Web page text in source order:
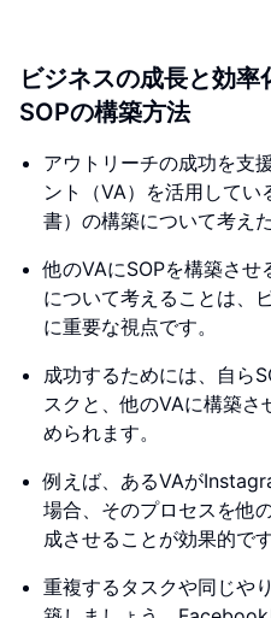
ビジネスの成長と効
SOPの構築方法
アウトリーチの成功を支
ント（VA）を活用してい
書）の構築について考え
他のVAにSOPを構築さ
について考えることは、
に重要な視点です。
成功するためには、自ら
スクと、他のVAに構築
められます。
例えば、あるVAが
場合、そのプロセスを他
成させることが効果的です
重複するタスクや同じや